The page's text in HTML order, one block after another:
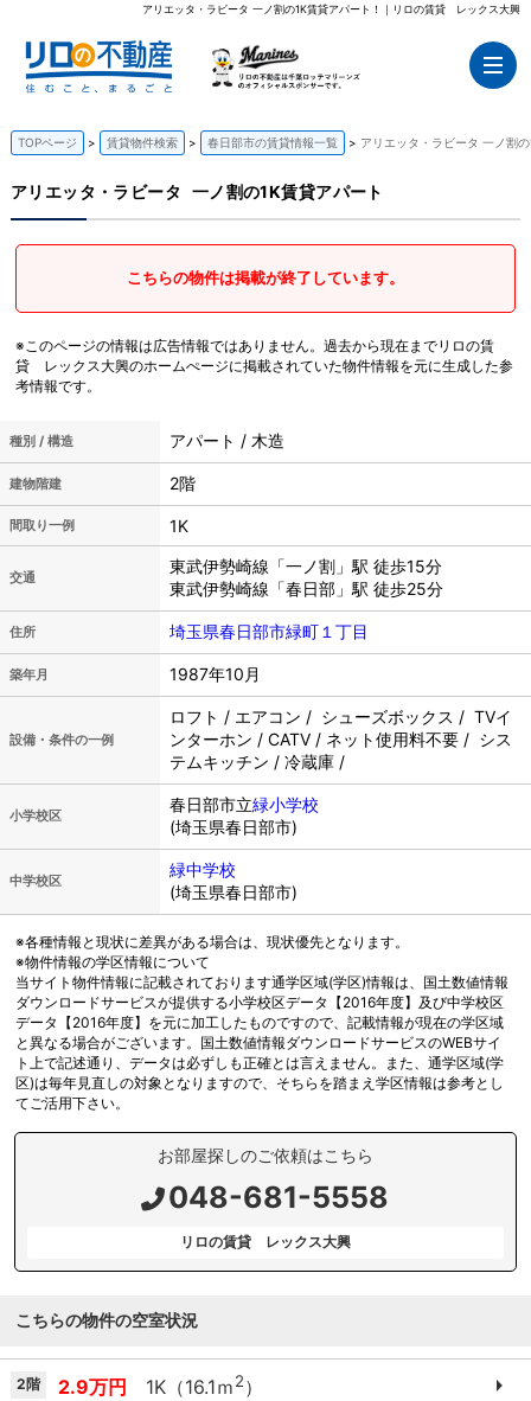
アリエッタ・ラビータ 一ノ割の1K賃貸アパート！｜リロの賃貸 レックス大興
TOPページ 賃貸物件検索 春日部市の賃貸情報一覧 アリエッタ・ラビータ 一ノ割
アリエッタ・ラビータ 一ノ割の1K賃貸アパート
こちらの物件は掲載が終了しています。
※このページの情報は広告情報ではありません。過去から現在までリロの賃
貸 レックス大興のホームぺージに掲載されていた物件情報を元に生成した参
考情報です。
種別 / 構造 アパート / 木造
建物階建 2階
間取り一例 1K
交通
東武伊勢崎線「一ノ割」駅 徒歩15分
東武伊勢崎線「春日部」駅 徒歩25分
住所 埼玉県春日部市緑町１丁目
築年月 1987年10月
設備・条件の一例
ロフト / エアコン / シューズボックス / TVイ
ンターホン / CATV / ネット使用料不要 / シス
テムキッチン / 冷蔵庫 /
小学校区
春日部市立緑小学校
(埼玉県春日部市)
中学校区
緑中学校
(埼玉県春日部市)
※各種情報と現状に差異がある場合は、現状優先となります。
※物件情報の学区情報について
当サイト物件情報に記載されております通学区域(学区)情報は、国土数値情報
ダウンロードサービスが提供する小学校区データ【2016年度】及び中学校区
データ【2016年度】を元に加工したものですので、記載情報が現在の学区域
と異なる場合がございます。国土数値情報ダウンロードサービスのWEBサイ
ト上で記述通り、データは必ずしも正確とは言えません。また、通学区域(学
区)は毎年見直しの対象となりますので、そちらを踏まえ学区情報は参考とし
てご活用下さい。
お部屋探しのご依頼はこちら
048-681-5558
リロの賃貸 レックス大興
こちらの物件の空室状況
2階 2.9万円 1K（16.1ｍ2）